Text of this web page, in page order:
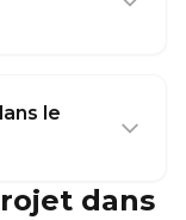
le
dans